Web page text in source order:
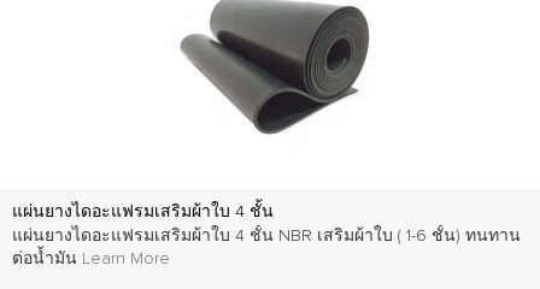
แผ่นยางไดอะแฟรมเสริมผ้าใบ 4 ชั้น
แผ่นยางไดอะแฟรมเสริมผ้าใบ 4 ชั้น NBR เสริมผ้าใบ ( 1-6 ชั้น) ทนทาน
ต่อน้ำมัน Learn More